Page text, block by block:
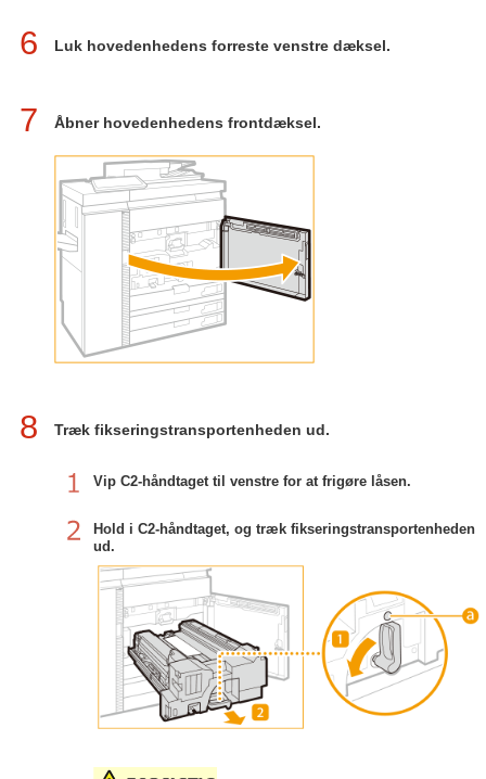
6 Luk hovedenhedens forreste venstre dæksel.
7 Åbner hovedenhedens frontdæksel.
8 Træk fikseringstransportenheden ud.
Vip C2-håndtaget til venstre for at frigøre låsen.
Hold i C2-håndtaget, og træk fikseringstransportenheden
ud.